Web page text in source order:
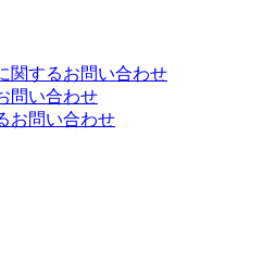
関するお問い合わせ
問い合わせ
お問い合わせ